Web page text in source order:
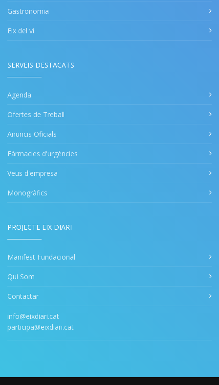
Gastronomia
Eix del vi
SERVEIS DESTACATS
Agenda
Ofertes de Treball
Anuncis Oficials
Fàrmacies d'urgències
Veus d'empresa
Monogràfics
PROJECTE EIX DIARI
Manifest Fundacional
Qui Som
Contactar
info@eixdiari.cat
participa@eixdiari.cat